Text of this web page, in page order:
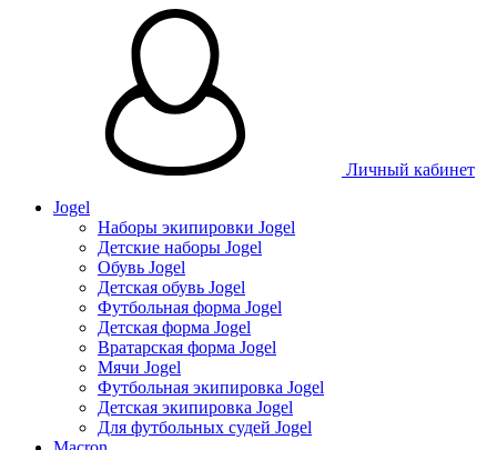
Личный кабинет
Jogel
Наборы экипировки Jogel
Детские наборы Jogel
Обувь Jogel
Детская обувь Jogel
Футбольная форма Jogel
Детская форма Jogel
Вратарская форма Jogel
Мячи Jogel
Футбольная экипировка Jogel
Детская экипировка Jogel
Для футбольных судей Jogel